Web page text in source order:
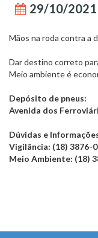
29/10/2021
Mãos na roda contra a
Dar destino correto
Meio ambiente é
Depósito de pneus:
Avenida dos
Dúvidas e
Vigilância: (18) 3876-
Meio Ambiente: (18)